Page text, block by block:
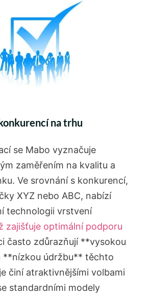
na trhu
se Mabo vyznačuje
zaměřením na kvalitu a
Ve srovnání s konkurencí,
XYZ nebo ABC, nabízí
technologii vrstvení
zajišťuje optimální podporu
často zdůrazňují **vysokou
údržbu** těchto
činí atraktivnějšími volbami
standardními modely